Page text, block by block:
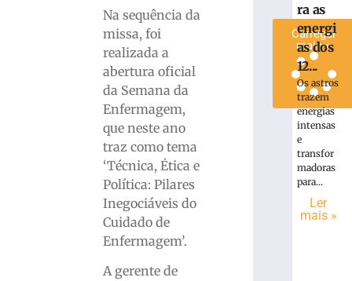
Na sequência da
missa, foi
realizada a
abertura oficial
da Semana da
Enfermagem,
que neste ano
traz como tema
‘Técnica, Ética e
Política: Pilares
Inegociáveis do
Cuidado de
Enfermagem’.
A gerente de
Carregar
mais »
ra as
energi
as dos
12...
Os astros
trazem
energias
intensas
e
transfor
madoras
para...
Ler
mais »